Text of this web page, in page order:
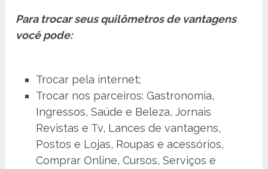
Para trocar seus quilômetros de vantagens
você pode:
Trocar pela internet;
Trocar nos parceiros: Gastronomia,
Ingressos, Saúde e Beleza, Jornais
Revistas e Tv, Lances de vantagens,
Postos e Lojas, Roupas e acessórios,
Comprar Online, Cursos, Serviços e